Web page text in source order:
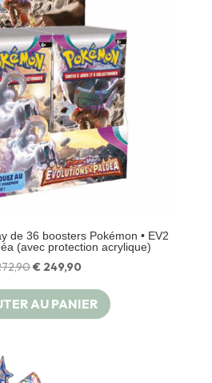
de 36 boosters Pokémon • EV2
(avec protection acrylique)
Le
initial
était :
€249,90Le
actuel
est :
AU PANIER